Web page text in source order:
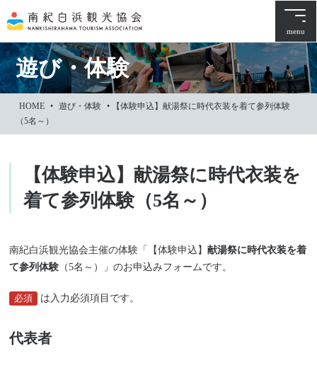
文
に
ス
キ
ッ
menu
遊び・体験
HOME • 遊び・体験 •
【体験申込】献湯祭に時代衣装を着て参列体験
（5名～）
【体験申込】献湯祭に時代衣装を
着て参列体験（5名～）
南紀白浜観光協会主催の体験「【体験申込】献湯祭に時代衣装を着
て参列体験 （5名～）」のお申込みフォームです。
必須 は入力必須項目です。
代表者